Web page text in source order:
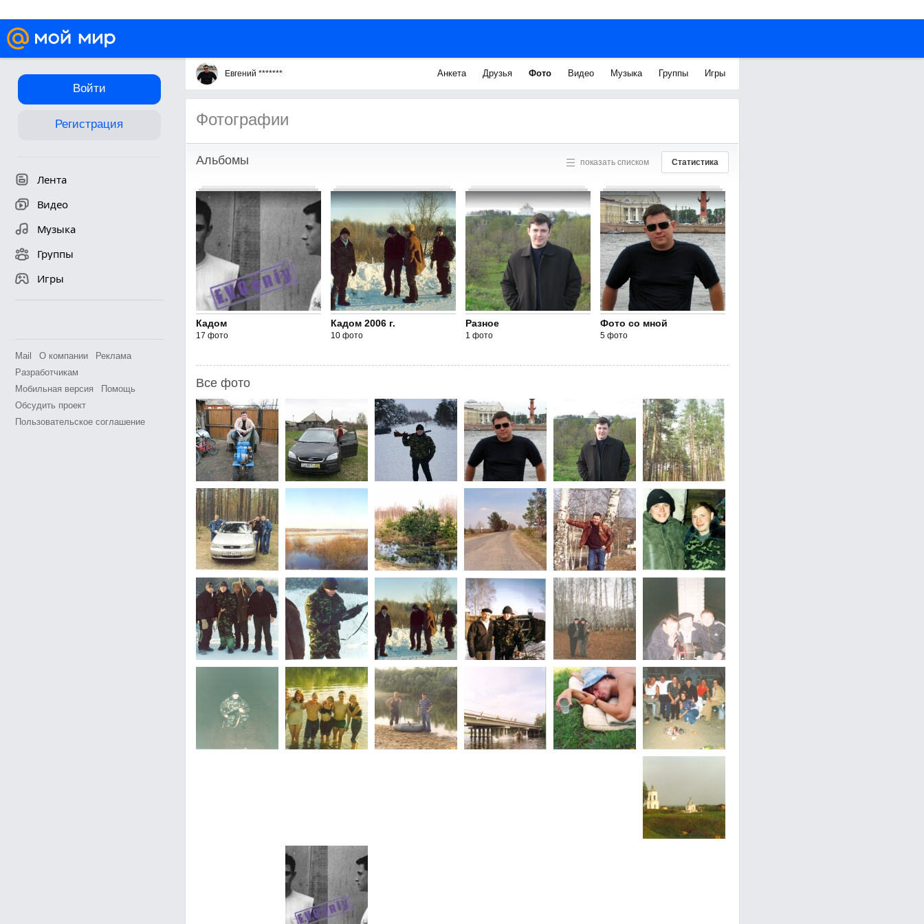
Войти
Регистрация
Лента
Видео
Музыка
Группы
Игры
Mail О компании
Реклама
Разработчикам
Мобильная версия
Помощь
Обсудить проект
Пользовательское соглашение
Евгений ******* Анкета Друзья Фото Видео Музыка Группы Игры
Фотографии
показать списком Статистика
Альбомы
Кадом
17 фото
Кадом 2006 г.
10 фото
Разное
1 фото
Фото со мной
5 фото
Все фото